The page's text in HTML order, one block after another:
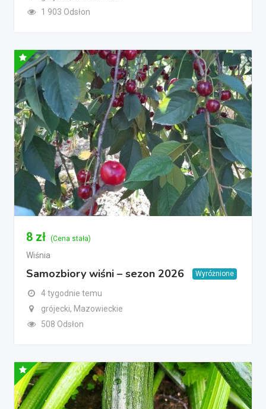
1 903 Odsłon
8 zł (Cena stała)
Wiśnia
Samozbiory wiśni – sezon 2026 Wyróżnione
4 tygodnie temu
grójecki, Mazowieckie
508 Odsłon